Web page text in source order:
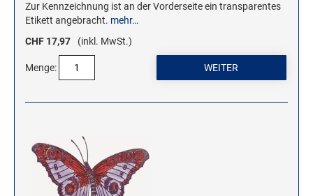
Zur Kennzeichnung ist an der Vorderseite ein transparentes
Etikett angebracht. mehr…
CHF 17,97
(inkl. MwSt.)
Menge: